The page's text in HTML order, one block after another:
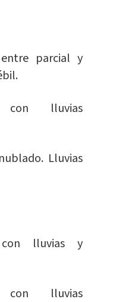
parcial y
con lluvias
Lluvias
lluvias y
lluvias